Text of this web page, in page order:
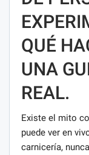
QUÉ
UNA
REAL.
Existe el mito
puede ver en
carnicería,